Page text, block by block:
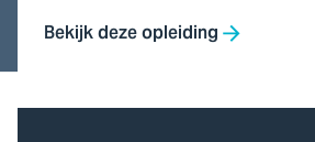
Bekijk deze opleiding